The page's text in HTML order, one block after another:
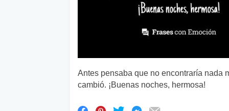
Antes pensaba que no encontraría nada
cambió. ¡Buenas noches, hermosa!